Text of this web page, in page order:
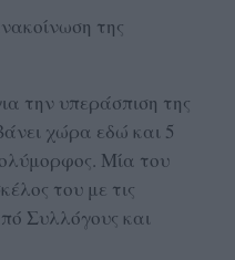
της
την υπεράσπιση της
χώρα εδώ και 5
Μία του
του με τις
Συλλόγους και